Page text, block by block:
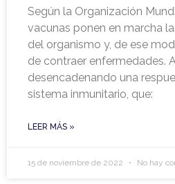
Según la Organización
vacunas ponen en marcha
del organismo y, de ese
de contraer enfermedades.
desencadenando una
sistema inmunitario, que:
LEER MÁS »
15 de noviembre de 2022 No hay